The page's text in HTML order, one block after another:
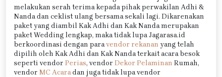
melakukan serah terima kepada pihak perwakilan Adhi &
Nanda dan ceklist ulang bersama sekali lagi. Dikarenakan
paket yang diambil Kak Adhi dan Kak Nanda merupakan
paket Wedding lengkap, maka tidak lupa Jagarasa.id
berkoordinasi dengan paravendor rekanan yang telah
dipilih oleh Kak Adhi dan Kak Nanda terkait acara besok
seperti vendor Perias, vendor Dekor Pelaminan Rumah,
vendor MC Acaradan juga tidak lupa vendor